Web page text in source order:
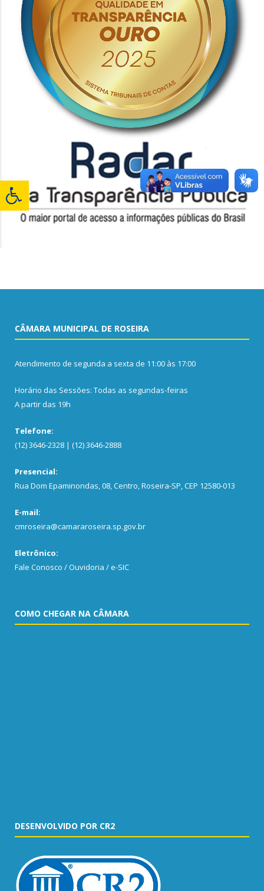
CÂMARA MUNICIPAL DE ROSEIRA
Atendimento de segunda a sexta de 11:00 às 17:00
Horário das Sessões: Todas as segundas-feiras
A partir das 19h
Telefone:
(12) 3646-2328 | (12) 3646-2888
Presencial:
Rua Dom Epaminondas, 08, Centro, Roseira-SP, CEP 12580-013
E-mail:
cmroseira@camararoseira.sp.gov.br
Eletrônico:
Fale Conosco / Ouvidoria / e-SIC
COMO CHEGAR NA CÂMARA
DESENVOLVIDO POR CR2